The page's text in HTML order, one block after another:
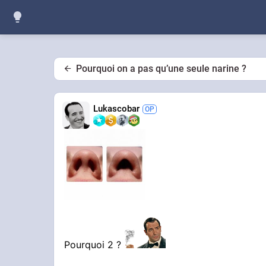
Pourquoi on a pas qu’une seule narine ?
Lukascobar
Pourquoi 2 ?